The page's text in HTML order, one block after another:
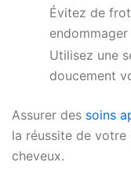
Évitez de
Utilisez une
doucement
Assurer des soins
la réussite de
cheveux.